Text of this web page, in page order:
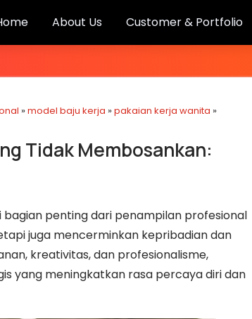
About Us Customer & Portfolio
»model baju kerja »pakaian kerja wanita »
Tidak Membosankan:
penting dari penampilan profesional
juga mencerminkan kepribadian dan
kreativitas, dan profesionalisme,
yang meningkatkan rasa percaya diri dan